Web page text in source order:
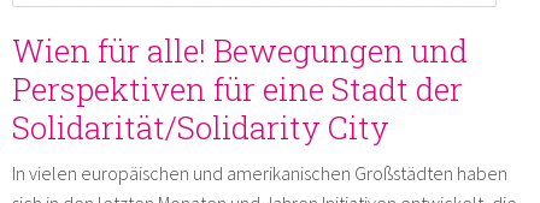
Wien für alle! Bewegungen und
Perspektiven für eine Stadt der
Solidarität/Solidarity City
In vielen europäischen und amerikanischen Großstädten haben